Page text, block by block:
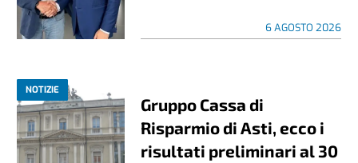
6 AGOSTO 2026
NOTIZIE
Gruppo Cassa di
Risparmio di Asti, ecco i
risultati preliminari al 30